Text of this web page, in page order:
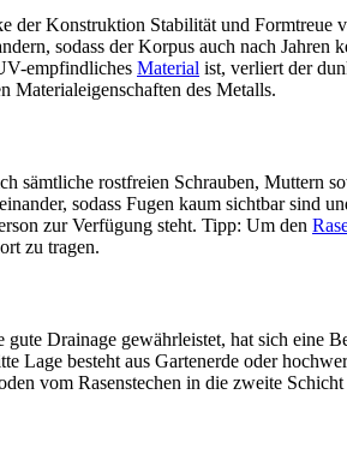
der Konstruktion Stabilität und
sodass der Korpus auch nach
empfindliches Material ist, verliert der
Materialeigenschaften des Metalls.
sämtliche rostfreien Schrauben,
sodass Fugen kaum sichtbar
zur Verfügung steht. Tipp: Um den
zu tragen.
Drainage gewährleistet, hat sich eine
Lage besteht aus Gartenerde oder
vom Rasenstechen in die zweite